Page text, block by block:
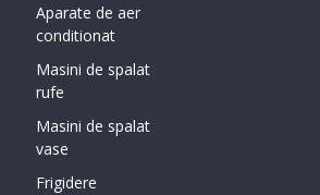
Aparate de aer
conditionat
Masini de spalat
rufe
Masini de spalat
vase
Frigidere